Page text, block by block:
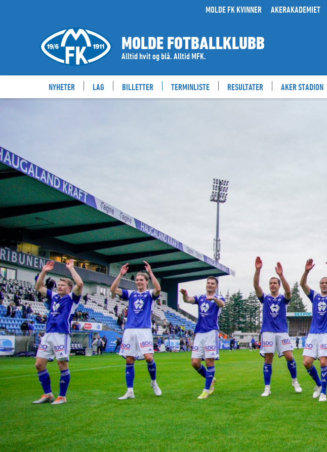
MOLDE FK KVINNER AKERAKADEMIET
MOLDE FOTBALLKLUBB
Alltid hvit og blå. Alltid MFK.
NYHETER LAG BILLETTER TERMINLISTE RESULTATER AKER STADION